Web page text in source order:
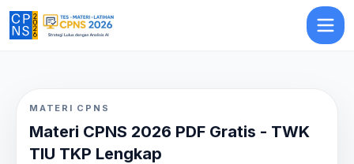
MATERI CPNS
Materi CPNS 2026 PDF Gratis - TWK
TIU TKP Lengkap